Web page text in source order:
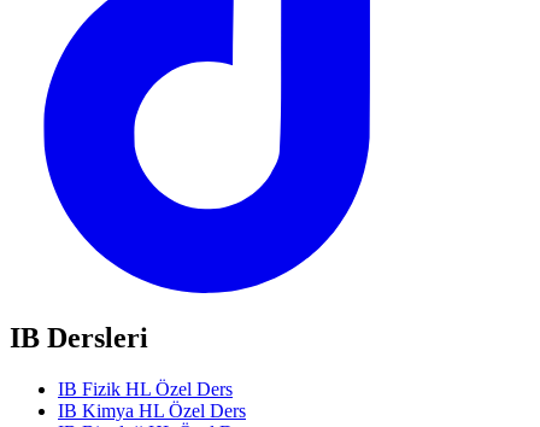
IB Dersleri
IB Fizik HL Özel Ders
IB Kimya HL Özel Ders